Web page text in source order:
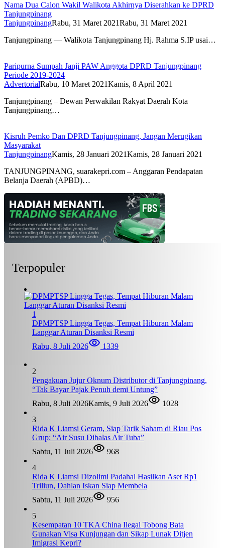
Nama Dua Calon Wakil Walikota Akhirnya Diserahkan ke DPRD
Tanjungpinang
TanjungpinangRabu, 31 Maret 2021Rabu, 31 Maret 2021
Tanjungpinang — Walikota Tanjungpinang Hj. Rahma S.IP usai…
Paripurna Sumpah Janji PAW Anggota DPRD Tanjungpinang
Periode 2019-2024
AdvertorialRabu, 10 Maret 2021Kamis, 8 April 2021
Tanjungpinang – Dewan Perwakilan Rakyat Daerah Kota
Tanjungpinang…
Kisruh Pemko Dan DPRD Tanjungpinang, Jangan Merugikan
Masyarakat
TanjungpinangKamis, 28 Januari 2021Kamis, 28 Januari 2021
TANJUNGPINANG, suarakepri.com – Anggaran Pendapatan
Belanja Daerah (APBD)…
Terpopuler
1
DPMPTSP Lingga Tegas, Tempat Hiburan Malam
Langgar Aturan Disanksi Resmi
Rabu, 8 Juli 2026
1339
2
Pengakuan Jujur Oknum Distributor di Tanjungpinang,
“Tak Bayar Pajak Penuh demi Untung”
Rabu, 8 Juli 2026Kamis, 9 Juli 2026
1028
3
Rida K Liamsi Geram, Siap Tarik Saham di Riau Pos
Grup: “Air Susu Dibalas Air Tuba”
Sabtu, 11 Juli 2026
968
4
Rida K Liamsi Dizolimi Padahal Hasilkan Aset Rp1
Triliun, Dahlan Iskan Siap Membela
Sabtu, 11 Juli 2026
956
5
Kesempatan 10 TKA China Ilegal Tobong Bata
Gunakan Visa Kunjungan dan Sikap Lunak Ditjen
Imigrasi Kepri?